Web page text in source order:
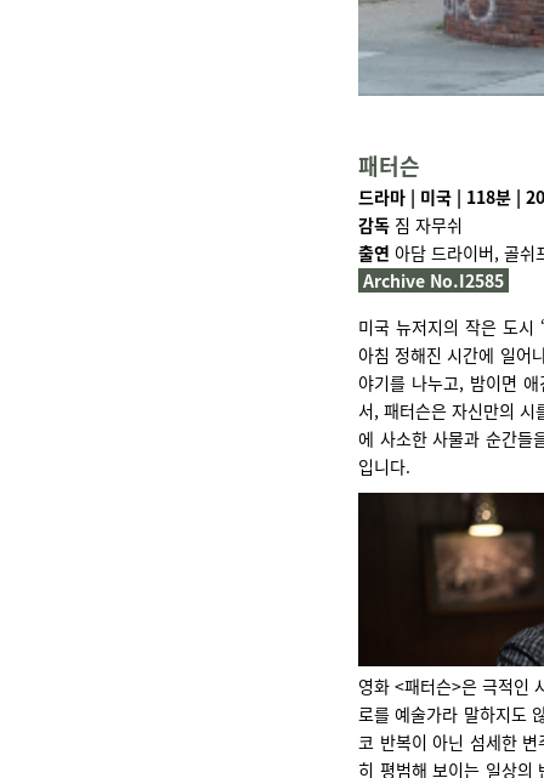
패터슨
드라마 | 미국 | 118분 |
감독 짐 자무쉬
출연 아담 드라이버, 골쉬
Archive No.I2585
미국 뉴저지의 작은 도시
아침 정해진 시간에 일어
야기를 나누고, 밤이면
서, 패터슨은 자신만의
에 사소한 사물과 순간들
입니다.
영화 <패터슨>은 극적인
로를 예술가라 말하지도
코 반복이 아닌 섬세한
히 평범해 보이는 일상의